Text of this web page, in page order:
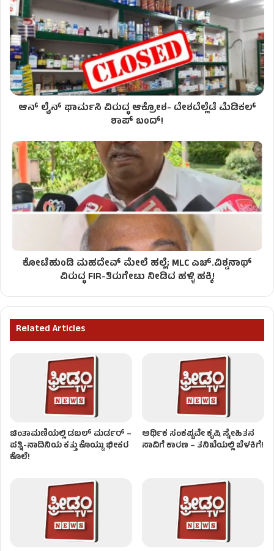
ಆನ್ ಲೈನ್ ಫಾರ್ಮಸಿ ವಿರುದ್ಧ ಆಕ್ರೋಶ- ದೇಶದೆಲ್ಲೆಡೆ ಮೆಡಿಕಲ್
ಶಾಪ್ ಬಂದ್!
ಕೋಟೆಹುಂಡಿ ಮಹದೇವ್ ಮೇಲೆ ಹಲ್ಲೆ; MLC ಎಚ್.ವಿಶ್ವನಾಥ್
ವಿರುದ್ಧ FIR-ತಿರುಗೇಟು ನೀಡಿದ ಹಳ್ಳಿ ಹಕ್ಕಿ!
Related Articles
ಚಿಂತಾಮಣಿಯಲ್ಲಿ ಡಬಲ್‌ ಮರ್ಡರ್‌ –
ಪತ್ನಿ-ನಾದಿನಿಯ ಕತ್ತು ಕೊಯ್ದು ಭೀಕರ
ಕೊಲೆ!
ಆರ್ಥಿಕ ಸಂಕಷ್ಟವೇ ಕೃಷಿ ಸ್ನೇಹಿತನ
ಸಾವಿಗೆ ಕಾರಣ – ತನಿಖೆಯಲ್ಲಿ ಬೆಳಕಿಗೆ!